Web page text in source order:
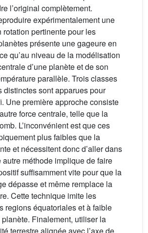
l’original complètement.
expérimentalement une
rotation pertinente pour les
présente une gageure en
qu’au niveau de la modélisation
d’une planète et de son
parallèle. Trois classes
distinctes sont apparues pour
Une première approche consiste
force centrale, telle que la
L’inconvénient est que ces
plus faibles que la
et nécessitent donc d’aller dans
autre méthode implique de faire
suffisamment vite pour que la
dépasse et même remplace la
Cette technique imite les
regions équatoriales et à faible
planète. Finalement, utiliser la